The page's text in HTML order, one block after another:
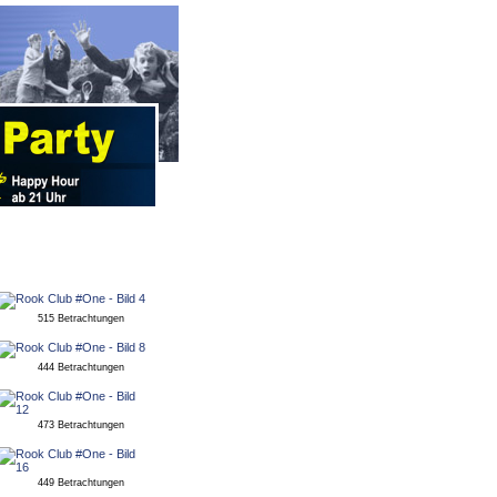
515 Betrachtungen
444 Betrachtungen
473 Betrachtungen
449 Betrachtungen